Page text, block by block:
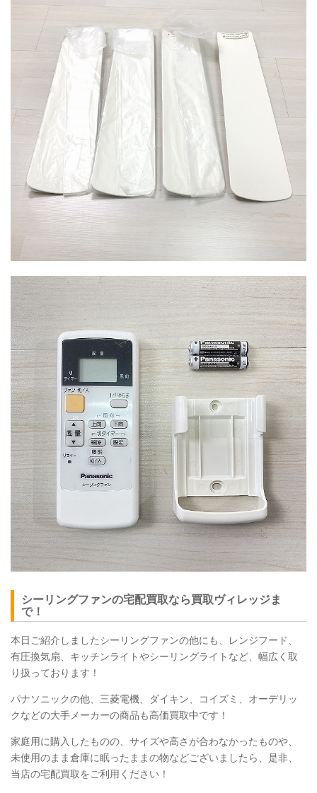
シーリングファンの宅配買取なら買取ヴィレッジま
で！
本日ご紹介しましたシーリングファンの他にも、レンジフード、
有圧換気扇、キッチンライトやシーリングライトなど、幅広く取
り扱っております！
パナソニックの他、三菱電機、ダイキン、コイズミ、オーデリッ
クなどの大手メーカーの商品も高価買取中です！
家庭用に購入したものの、サイズや高さが合わなかったものや、
未使用のまま倉庫に眠ったままの物などございましたら、是非、
当店の宅配買取をご利用ください！